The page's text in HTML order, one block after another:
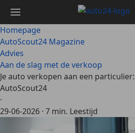
naar
hoofdinhoud
Homepage
AutoScout24 Magazine
Advies
Aan de slag met de verkoop
Je auto verkopen aan een
AutoScout24
·
29-06-2026 · 7 min. Leestijd